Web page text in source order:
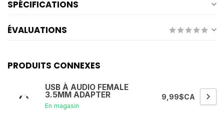
SPÉCIFICATIONS
ÉVALUATIONS
PRODUITS CONNEXES
USB À AUDIO FEMALE
3.5MM ADAPTER
En magasin
9,99$CA